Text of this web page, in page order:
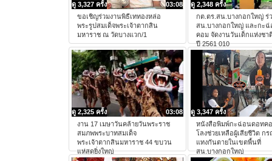
03:08
ดู 3,327 ครั้ง
ขอเชิญร่วมงานพิธีเททองหล่อ
พระรูปสมเด็จพระเจ้าตากสิน
มหาราช ณ วัดบางแวก/1
ดู 2,348 ครั้ง
กต.ตร.สน.บางกอกใหญ่ ร่
สน.บางกอกใหญ่ และกะ
คอม จัดงานวันเด็กแห่งชา
ปี 2561 010
03:08
ดู 2,325 ครั้ง
งาน 17 เมษาวันคล้ายวันพระราช
สมภพพระบาทสมเด็จ
พระเจ้าตากสินมหาราช 44 ขบวน
แห่สุดยิ่งใหญ่
ดู 3,347 ครั้ง
หนังสือพิมพ์กะฉ่อนดอทค
โลงช่วยเหลือผู้เสียชีวิต ก
แทงกันตายในเขตพื้นที่
สน.บางกอกใหญ่